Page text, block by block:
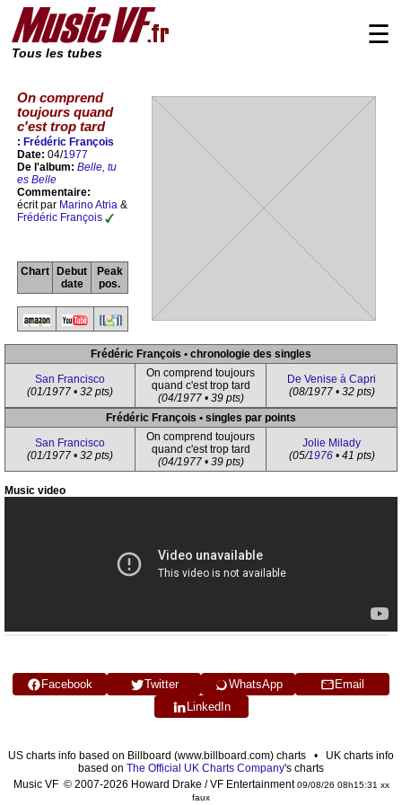
Tous les tubes
☰
On comprend
toujours quand
c'est trop tard
: Frédéric François
Date: 04/1977
De l'album: Belle, tu
es Belle
Commentaire:
écrit par Marino Atria &
Frédéric François
Chart
Debut
date
Peak
pos.
Frédéric François • chronologie des singles
San Francisco
(01/1977 • 32 pts)
On comprend toujours
quand c'est trop tard
(04/1977 • 39 pts)
De Venise à Capri
(08/1977 • 32 pts)
Frédéric François • singles par points
San Francisco
(01/1977 • 32 pts)
On comprend toujours
quand c'est trop tard
(04/1977 • 39 pts)
Jolie Milady
(05/1976• 41 pts)
Music video
Facebook Twitter WhatsApp
Email
LinkedIn
US charts info based on Billboard (www.billboard.com) charts • UK charts info
based on The Official UK Charts Company's charts
Music VF © 2007-2026 Howard Drake / VF Entertainment09/08/26 08h15:31 xx
faux